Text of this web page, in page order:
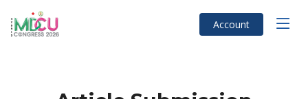
Account